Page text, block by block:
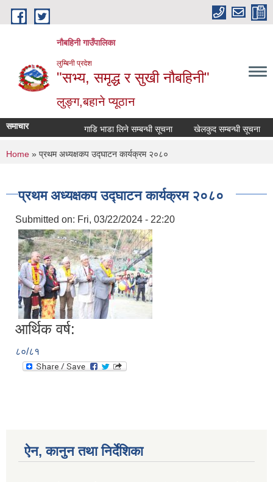
Skip to main content
नौबहिनी गाउँपालिका
लुम्बिनी प्रदेश
"सभ्य, समृद्ध र सुखी नौबहिनी"
लुङ्ग,बहाने प्यूठान
समाचार गाडि भाडा लिने सम्बन्धी सूचना खेलकुद सम्बन्धी सूचना
You are here
Home » प्रथम अध्यक्षकप उद्घाटन कार्यक्रम २०८०
प्रथम अध्यक्षकप उद्घाटन कार्यक्रम २०८०
Submitted on: Fri, 03/22/2024 - 22:20
आर्थिक वर्ष:
८०/८१
ऐन, कानुन तथा निर्देशिका